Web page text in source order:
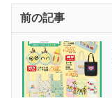
前の記事